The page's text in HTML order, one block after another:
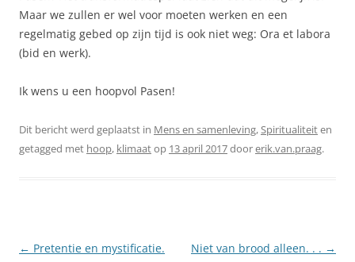
Maar we zullen er wel voor moeten werken en een
regelmatig gebed op zijn tijd is ook niet weg: Ora et labora
(bid en werk).
Ik wens u een hoopvol Pasen!
Dit bericht werd geplaatst in Mens en samenleving,Spiritualiteiten
getagged met hoop, klimaatop 13 april 2017doorerik.van.praag.
Berichtnavigatie
← Pretentie en mystificatie. Niet van brood alleen. . . →